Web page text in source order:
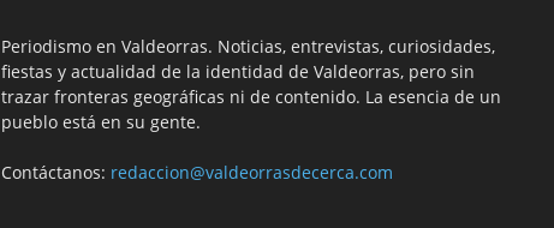
Periodismo en Valdeorras. Noticias, entrevistas, curiosidades,
fiestas y actualidad de la identidad de Valdeorras, pero sin
trazar fronteras geográficas ni de contenido. La esencia de un
pueblo está en su gente.
Contáctanos: redaccion@valdeorrasdecerca.com